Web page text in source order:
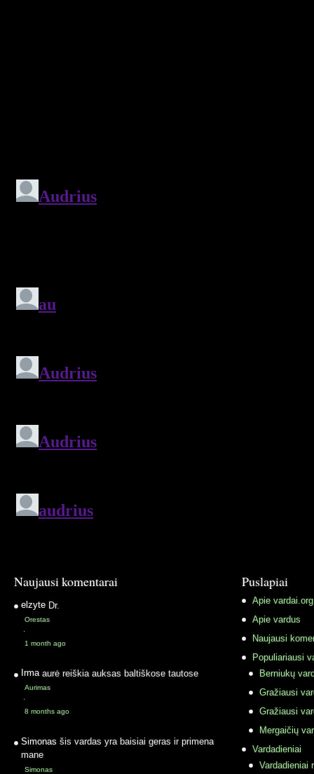
Naujausi komentarai
elzyte Dr.
Orestas
·
1 month ago
Irma aurė reiškia auksas baltiškose tautose
Aurimas
·
8 months ago
Simonas šis vardas yra baisiai geras ir primena
mane
Simonas
Puslapiai
Apie vardai.org
Apie vardus
Naujausi
Populiariausi
Berniukų
Gražiausi
Gražiausi
Mergaičių
Vardadieniai
Vardadieniai